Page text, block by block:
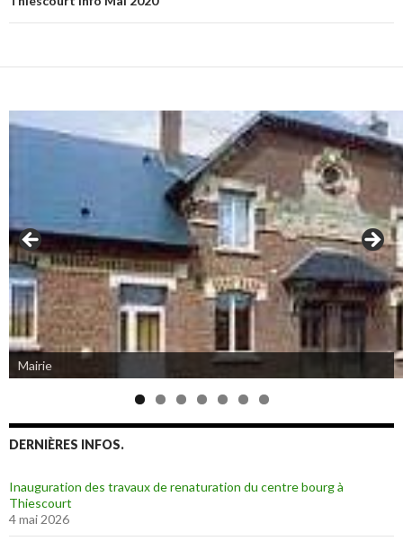
Mairie
Eglise de Thiescourt détruite durant la grande guerre
DERNIÈRES INFOS.
Inauguration des travaux de renaturation du centre bourg à
Thiescourt
4 mai 2026